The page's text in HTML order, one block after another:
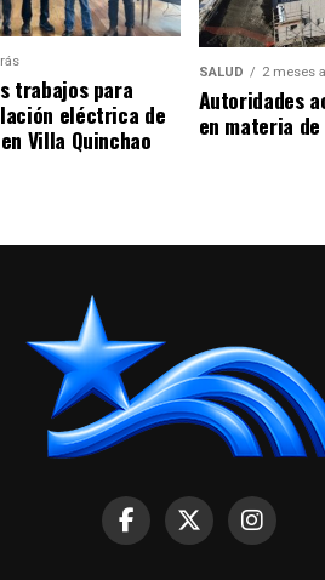
trabajos para
eléctrica de
Villa Quinchao
SALUD 2 meses
Autoridades
en materia